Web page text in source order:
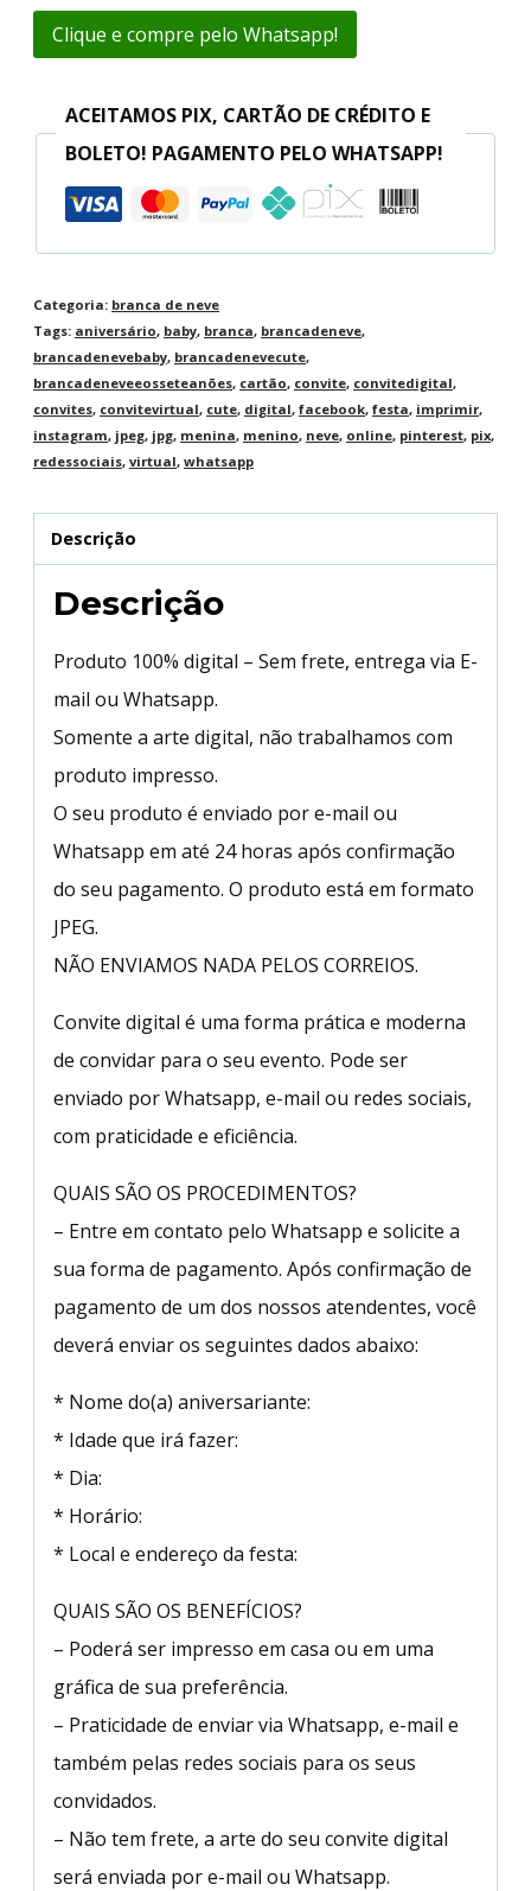
Clique e compre pelo Whatsapp!
ACEITAMOS PIX, CARTÃO DE CRÉDITO E
BOLETO! PAGAMENTO PELO WHATSAPP!
Categoria: branca de neve
Tags: aniversário, baby, branca, brancadeneve,
brancadenevebaby, brancadenevecute,
brancadeneveeosseteanões, cartão, convite, convitedigital,
convites, convitevirtual, cute, digital, facebook, festa, imprimir,
instagram, jpeg, jpg, menina, menino, neve, online, pinterest, pix,
redessociais, virtual, whatsapp
Descrição
Descrição
Produto 100% digital – Sem frete, entrega via E-
mail ou Whatsapp.
Somente a arte digital, não trabalhamos com
produto impresso.
O seu produto é enviado por e-mail ou
Whatsapp em até 24 horas após confirmação
do seu pagamento. O produto está em formato
JPEG.
NÃO ENVIAMOS NADA PELOS CORREIOS.
Convite digital é uma forma prática e moderna
de convidar para o seu evento. Pode ser
enviado por Whatsapp, e-mail ou redes sociais,
com praticidade e eficiência.
QUAIS SÃO OS PROCEDIMENTOS?
– Entre em contato pelo Whatsapp e solicite a
sua forma de pagamento. Após confirmação de
pagamento de um dos nossos atendentes, você
deverá enviar os seguintes dados abaixo:
* Nome do(a) aniversariante:
* Idade que irá fazer:
* Dia:
* Horário:
* Local e endereço da festa:
QUAIS SÃO OS BENEFÍCIOS?
– Poderá ser impresso em casa ou em uma
gráfica de sua preferência.
– Praticidade de enviar via Whatsapp, e-mail e
também pelas redes sociais para os seus
convidados.
– Não tem frete, a arte do seu convite digital
será enviada por e-mail ou Whatsapp.